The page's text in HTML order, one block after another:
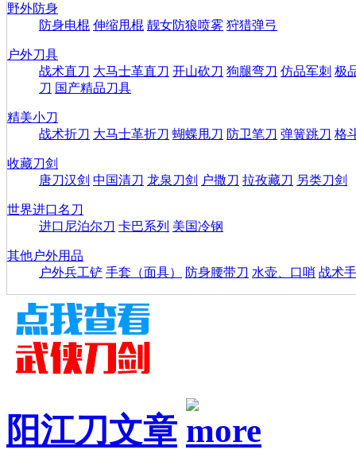
野外防身
防身电棍 伸缩甩棍 靓女防狼喷雾 狩猎弹弓
户外刀具
战术直刀 大马士革直刀 开山砍刀 狗腿弯刀 仿品军刺 极
刀 国产精品刀具
精美小刀
战术折刀 大马士革折刀 蝴蝶甩刀 防卫笔刀 弹簧跳刀 格
收藏刀剑
唐刀汉剑 中国清刀 龙泉刀剑 户撒刀 拉孜藏刀 另类刀剑
世界进口名刀
进口尼泊尔刀 卡巴系列 美国冷钢
其他户外用品
户外兵工铲 手套（面具） 防身腰带刀 水壶、口哨 战术
阳江刀文章